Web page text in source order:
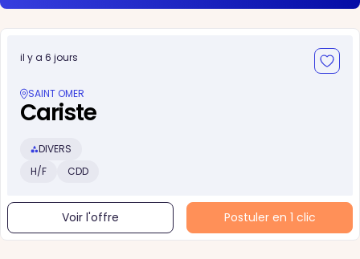
il y a 6 jours
SAINT OMER
Cariste
DIVERS
H/F
CDD
Voir l'offre Postuler en 1 clic